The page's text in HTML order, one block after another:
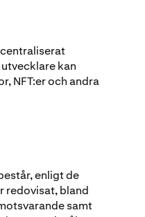
kan
NFT:er och andra
enligt de
redovisat, bland
samt